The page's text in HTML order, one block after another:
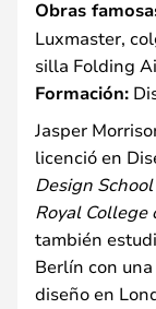
Obras
Luxmaster,
silla Folding
Formación:
Jasper
licenció en
Design School
Royal College
también
Berlín con
diseño en